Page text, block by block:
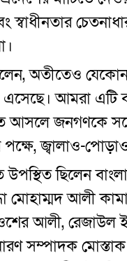
স্বাধীনতার
অতীতেও
আমরা এটি
আসলে জনগণকে
পক্ষে, জ্বালাও-
উপস্থিত ছিলেন
মোহাম্মদ আলী
আলী, রেজাউল
সম্পাদক